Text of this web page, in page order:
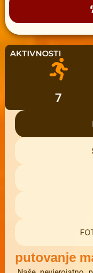
AKTIVNOSTI
7
putovanje